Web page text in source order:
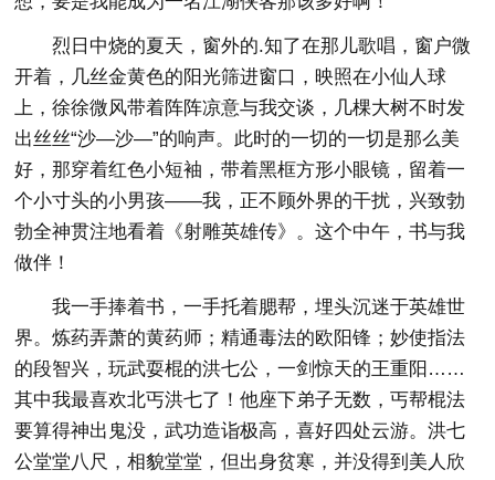
烈日中烧的夏天，窗外的.知了在那儿歌唱，窗户微
开着，几丝金黄色的阳光筛进窗口，映照在小仙人球
上，徐徐微风带着阵阵凉意与我交谈，几棵大树不时发
出丝丝“沙—沙—”的响声。此时的一切的一切是那么美
好，那穿着红色小短袖，带着黑框方形小眼镜，留着一
个小寸头的小男孩——我，正不顾外界的干扰，兴致勃
勃全神贯注地看着《射雕英雄传》。这个中午，书与我
做伴！
我一手捧着书，一手托着腮帮，埋头沉迷于英雄世
界。炼药弄萧的黄药师；精通毒法的欧阳锋；妙使指法
的段智兴，玩武耍棍的洪七公，一剑惊天的王重阳……
其中我最喜欢北丐洪七了！他座下弟子无数，丐帮棍法
要算得神出鬼没，武功造诣极高，喜好四处云游。洪七
公堂堂八尺，相貌堂堂，但出身贫寒，并没得到美人欣